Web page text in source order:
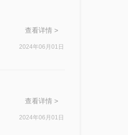
查看详情 >
2024年06月01日
查看详情 >
2024年06月01日